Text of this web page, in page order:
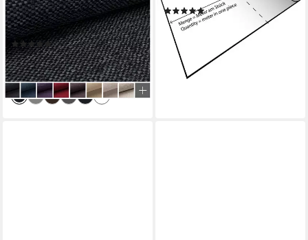
Handwebcharakter,
Pflegeleicht, Meterware, 1lfm
(33)
9,99 €
(9,99 €/ 1 m)
lieferbar - in 3-4 Werktagen bei dir
+32
(2)
17,36 €
(11,57 €/ 1 qm)
lieferbar - in 4-5 Werktagen bei dir